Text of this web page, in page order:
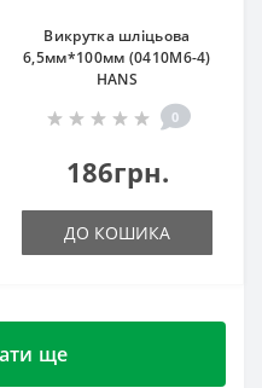
Викрутка шліцьова
6,5мм*100мм (0410M6-4)
HANS
0
186грн.
ДО КОШИКА
ще